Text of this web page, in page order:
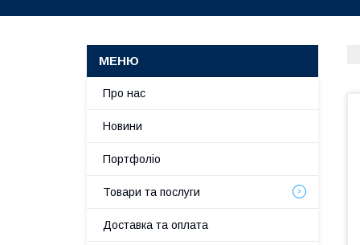
Про нас
Новини
Портфоліо
Товари та послуги
Доставка та оплата